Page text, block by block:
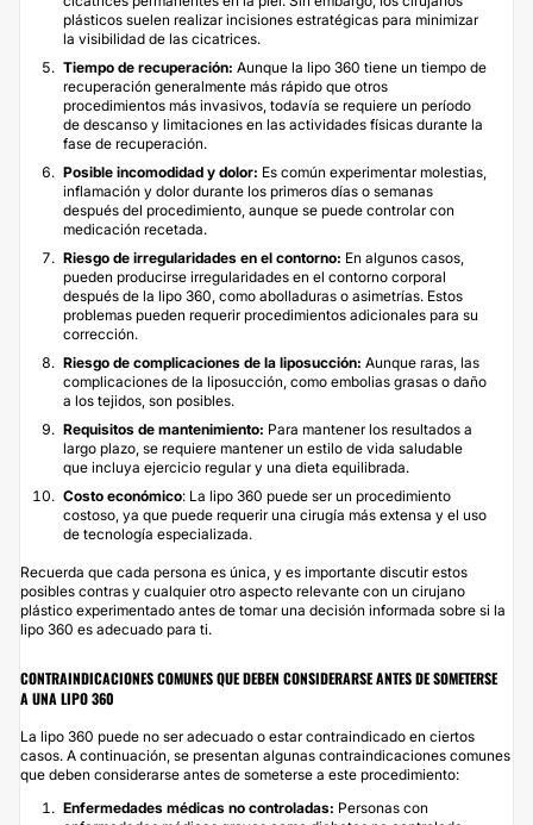
plásticos suelen realizar incisiones estratégicas para minimizar
la visibilidad de las cicatrices.
Tiempo de recuperación: Aunque la lipo 360 tiene un tiempo de
recuperación generalmente más rápido que otros
procedimientos más invasivos, todavía se requiere un período
de descanso y limitaciones en las actividades físicas durante la
fase de recuperación.
Posible incomodidad y dolor: Es común experimentar molestias,
inflamación y dolor durante los primeros días o semanas
después del procedimiento, aunque se puede controlar con
medicación recetada.
Riesgo de irregularidades en el contorno: En algunos casos,
pueden producirse irregularidades en el contorno corporal
después de la lipo 360, como abolladuras o asimetrías. Estos
problemas pueden requerir procedimientos adicionales para su
corrección.
Riesgo de complicaciones de la liposucción: Aunque raras, las
complicaciones de la liposucción, como embolias grasas o daño
a los tejidos, son posibles.
Requisitos de mantenimiento: Para mantener los resultados a
largo plazo, se requiere mantener un estilo de vida saludable
que incluya ejercicio regular y una dieta equilibrada.
Costo económico: La lipo 360 puede ser un procedimiento
costoso, ya que puede requerir una cirugía más extensa y el uso
de tecnología especializada.
Recuerda que cada persona es única, y es importante discutir estos
posibles contras y cualquier otro aspecto relevante con un cirujano
plástico experimentado antes de tomar una decisión informada sobre si la
lipo 360 es adecuado para ti.
CONTRAINDICACIONES COMUNES QUE DEBEN CONSIDERARSE ANTES DE SOMETERSE
A UNA LIPO 360
La lipo 360 puede no ser adecuado o estar contraindicado en ciertos
casos. A continuación, se presentan algunas contraindicaciones comunes
que deben considerarse antes de someterse a este procedimiento:
Enfermedades médicas no controladas: Personas con